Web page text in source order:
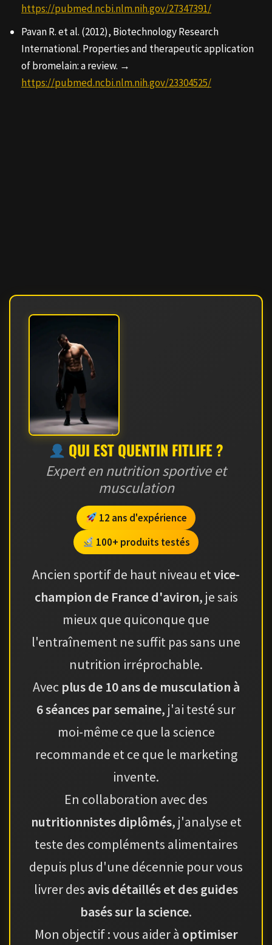
https://pubmed.ncbi.nlm.nih.gov/27347391/
Pavan R. et al. (2012), Biotechnology Research
International. Properties and therapeutic application
of bromelain: a review. →
https://pubmed.ncbi.nlm.nih.gov/23304525/
QUI EST QUENTIN FITLIFE ?
Expert en nutrition sportive et
musculation
12 ans d'expérience
100+ produits testés
Ancien sportif de haut niveau etvice-
champion de France d'aviron, je sais
mieux que quiconque que
l'entraînement ne suffit pas sans une
nutrition irréprochable.
Avec plus de 10 ans de musculation à
6 séances par semaine, j'ai testé sur
moi-même ce que la science
recommande et ce que le marketing
invente.
En collaboration avec des
nutritionnistes diplômés, j'analyse et
teste des compléments alimentaires
depuis plus d'une décennie pour vous
livrer des avis détaillés et des guides
basés sur la science.
Mon objectif : vous aider à optimiser